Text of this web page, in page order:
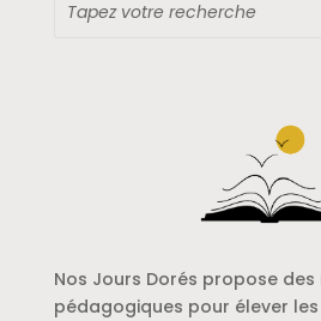
Nos Jours Dorés propose
pédagogiques pour élever